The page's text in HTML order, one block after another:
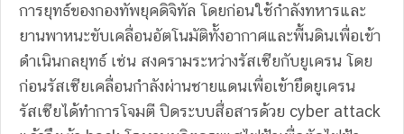
การยุทธ์ของกองทัพยุคดิจิทัล โดยก่อนใช้กำลังทหารและ
ยานพาหนะขับเคลื่อนอัตโนมัติทั้งอากาศและพื้นดินเพื่อเข้า
ดำเนินกลยุทธ์ เช่น สงครามระหว่างรัสเซียกับยูเครน โดย
ก่อนรัสเซียเคลื่อนกำลังผ่านชายแดนเพื่อเข้ายึดยูเครน
รัสเซียได้ทำการโจมตี ปิดระบบสื่อสารด้วย cyber attack